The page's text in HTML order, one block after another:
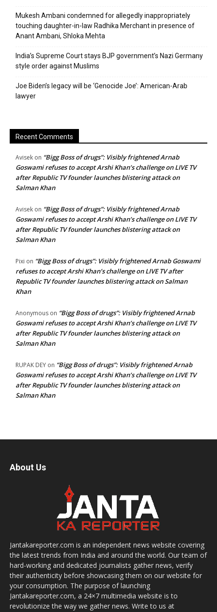
Mukesh Ambani condemned for allegedly inappropriately
touching daughter-in-law Radhika Merchant in presence of
Anant Ambani, Shloka Mehta
India’s Supreme Court stays BJP government’s Nazi Germany
style order against Muslims
Joe Biden’s legacy will be ‘Genocide Joe’: American-Arab
lawyer
Recent Comments
Avisek on “Bigg Boss of drugs”: Visibly frightened Arnab
Goswami refuses to accept Arshi Khan’s challenge on LIVE TV
after Republic TV founder launches blistering attack on
Salman Khan
Avisek on “Bigg Boss of drugs”: Visibly frightened Arnab
Goswami refuses to accept Arshi Khan’s challenge on LIVE TV
after Republic TV founder launches blistering attack on
Salman Khan
Pixi on “Bigg Boss of drugs”: Visibly frightened Arnab Goswami
refuses to accept Arshi Khan’s challenge on LIVE TV after
Republic TV founder launches blistering attack on Salman
Khan
Anonymous on “Bigg Boss of drugs”: Visibly frightened Arnab
Goswami refuses to accept Arshi Khan’s challenge on LIVE TV
after Republic TV founder launches blistering attack on
Salman Khan
RUPAK DEY on “Bigg Boss of drugs”: Visibly frightened Arnab
Goswami refuses to accept Arshi Khan’s challenge on LIVE TV
after Republic TV founder launches blistering attack on
Salman Khan
About Us
Jantakareporter.com is an independent news website covering
the latest trends from India and around the world. Our team of
hard-working and dedicated journalists gather news, verify
their authenticity before showcasing them on our website for
your consumption. The purpose of launching
Jantakareporter.com, a 24×7 multimedia website is to
revolutionize the way we gather news. Write to us at